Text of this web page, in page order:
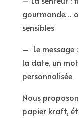
gourmande…
sensibles
– Le message
la date, un
personnalisée
Nous
papier kraft,